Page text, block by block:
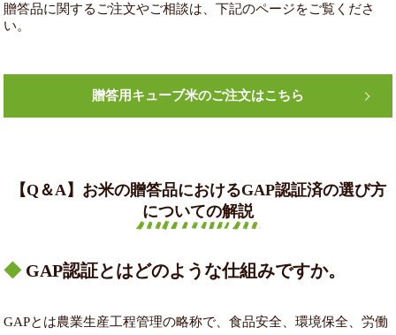
贈答品に関するご注文やご相談は、下記のページをご覧くださ
い。
贈答用キューブ米のご注文はこちら
【Q＆A】お米の贈答品におけるGAP認証済の選び方
についての解説
GAP認証とはどのような仕組みですか。
GAPとは農業生産工程管理の略称で、食品安全、環境保全、労働